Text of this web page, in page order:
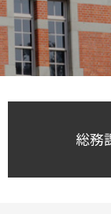
総務